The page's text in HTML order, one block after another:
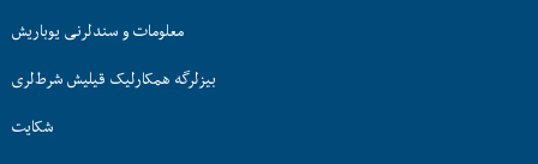
معلومات و سندلرنی یوباریش
بیزلرگه همکارلیک قیلیش شرط‌لری
شکایت